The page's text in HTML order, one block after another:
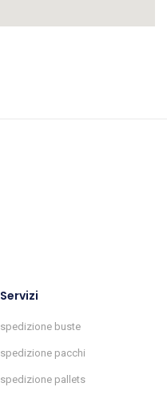
Servizi
spedizione buste
spedizione pacchi
spedizione pallets